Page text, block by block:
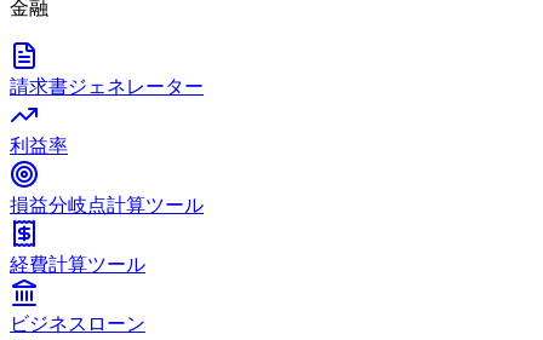
金融
請求書ジェネレーター
利益率
損益分岐点計算ツール
経費計算ツール
ビジネスローン